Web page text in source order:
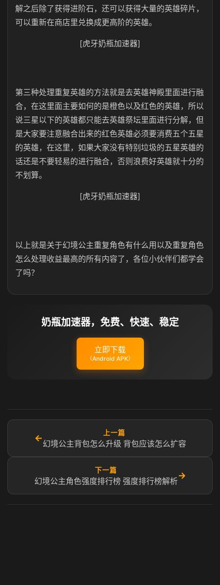
解之后除了获得进阶石，还可以获得大量的英雄碎片，
可以重新在商店里兑换成更高阶的英雄。
[虎牙奶瓶加速器]
第三种处理重复英雄的方法就是去英雄神殿里面进行融
合，在这里面主要如何的是橙色以及红色的英雄，所以
说三星以下的英雄都只能去英雄祭坛里面进行分解，但
是大家要注意融合出来的红色英雄必须要消费五个五星
的英雄，在这里，如果大家没有特别垃圾的五星英雄的
话还是不要轻易的进行融合，否则浪费好英雄就十分的
不划算。
[虎牙奶瓶加速器]
以上就是关于幻境公主重复角色有什么用以及重复角色
怎么处理收益最高的所有内容了，各位小伙伴们都学会
了吗？
奶瓶加速器，免费、快速、稳定
立即下载
（Android APK）
←
上一篇
幻境公主背包怎么升级 背包应该怎么扩容
下一篇
幻境公主角色强度排行榜 强度排行榜解析
→